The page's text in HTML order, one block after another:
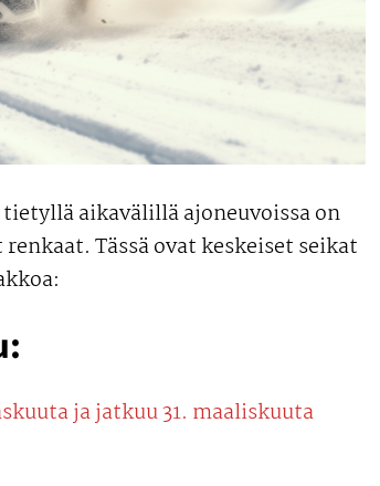
aikavälillä ajoneuvoissa on
Tässä ovat keskeiset seikat
ja jatkuu 31. maaliskuuta